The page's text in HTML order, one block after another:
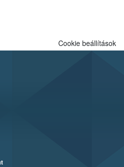
és ökológiai termesztésben is
Cookie beállítások